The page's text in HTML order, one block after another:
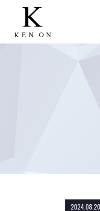
2024.08.20